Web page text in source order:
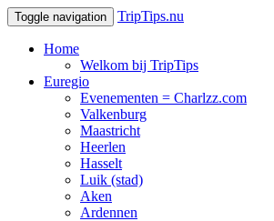
Toggle navigation TripTips.nu
Home
Welkom bij TripTips
Euregio
Evenementen = Charlzz.com
Valkenburg
Maastricht
Heerlen
Hasselt
Luik (stad)
Aken
Ardennen